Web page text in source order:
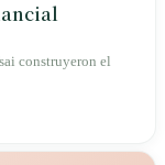
construyeron el